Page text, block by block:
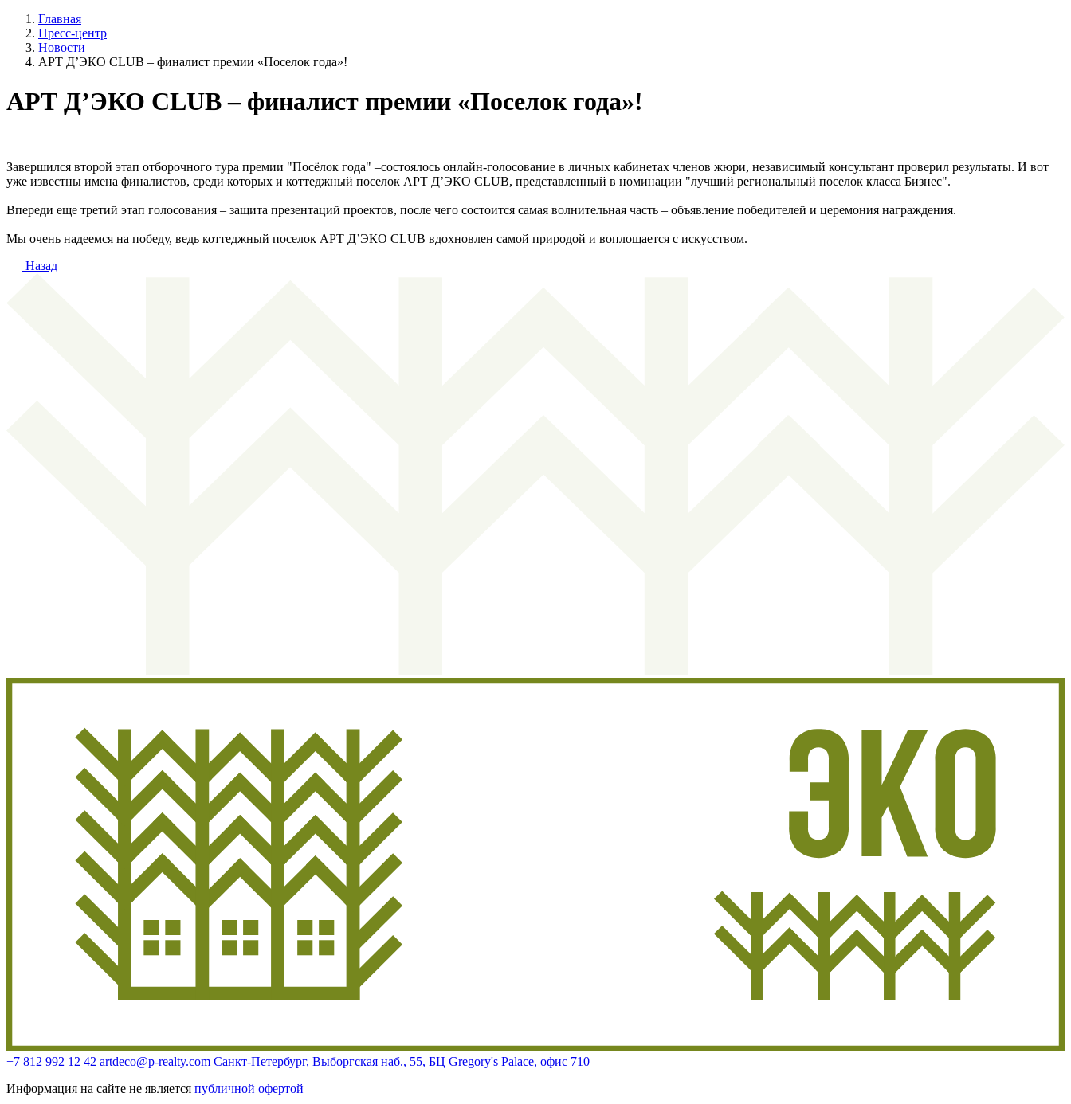
Главная
Пресс-центр
Новости
АРТ Д’ЭКО CLUB – финалист премии «Поселок года»!
АРТ Д’ЭКО CLUB – финалист премии «Поселок года»!
Завершился второй этап отборочного тура премии "Посёлок года" –состоялось онлайн-голосование в личных кабинетах членов жюри, независимый консультант проверил результаты. И вот
уже известны имена финалистов, среди которых и коттеджный поселок АРТ Д’ЭКО CLUB, представленный в номинации "лучший региональный поселок класса Бизнес".
Впереди еще третий этап голосования – защита презентаций проектов, после чего состоится самая волнительная часть – объявление победителей и церемония награждения.
Мы очень надеемся на победу, ведь коттеджный поселок АРТ Д’ЭКО CLUB вдохновлен самой природой и воплощается с искусством.
Назад
+7 812 992 12 42 artdeco@p-realty.com Санкт-Петербург, Выборгская наб., 55, БЦ Gregory's Palace, офис 710
Информация на сайте не является публичной офертой